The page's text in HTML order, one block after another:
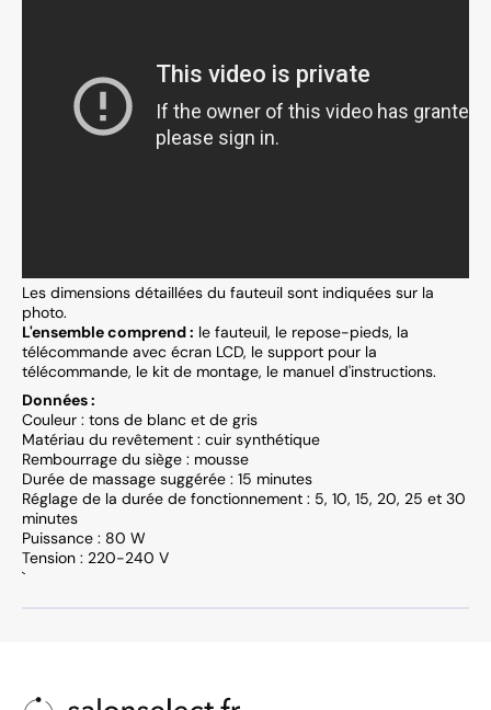
Les dimensions détaillées du fauteuil sont indiquées sur la
photo.
L'ensemble comprend : le fauteuil, le repose-pieds, la
télécommande avec écran LCD, le support pour la
télécommande, le kit de montage, le manuel d'instructions.
Données :
Couleur : tons de blanc et de gris
Matériau du revêtement : cuir synthétique
Rembourrage du siège : mousse
Durée de massage suggérée : 15 minutes
Réglage de la durée de fonctionnement : 5, 10, 15, 20, 25 et 30
minutes
Puissance : 80 W
Tension : 220-240 V
`